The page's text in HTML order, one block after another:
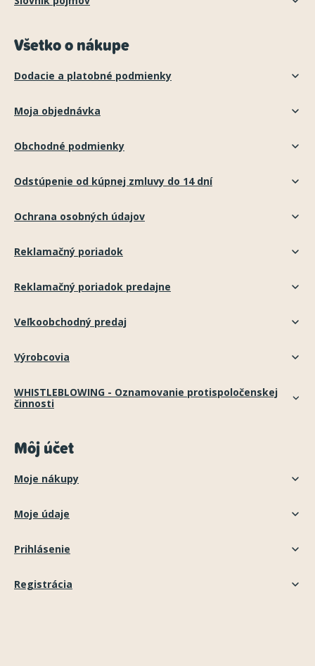
Všetko o nákupe
Dodacie a platobné podmienky
Moja objednávka
Obchodné podmienky
Odstúpenie od kúpnej zmluvy do 14 dní
Ochrana osobných údajov
Reklamačný poriadok
Reklamačný poriadok predajne
Veľkoobchodný predaj
Výrobcovia
WHISTLEBLOWING - Oznamovanie protispoločenskej
činnosti
Môj účet
Moje nákupy
Moje údaje
Prihlásenie
Registrácia